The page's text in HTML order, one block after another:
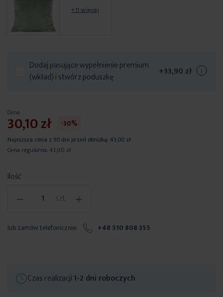
+11 więcej
Dodaj pasujące wypełnienie premium
(wkład) i stwórz poduszkę
+33,90 zł
Ilość
- szt. +
Cena
30,10 zł -30%
Najniższa cena z 30 dni przed obniżką: 43,00 zł
Cena regularna: 43,00 zł
lub zamów telefonicznie: +48 510 808 355
Czas realizacji1-2 dni roboczych